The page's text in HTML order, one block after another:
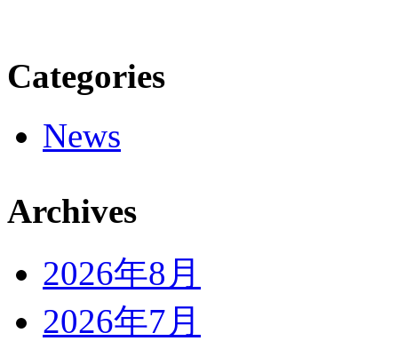
Categories
News
Archives
2026年8月
2026年7月